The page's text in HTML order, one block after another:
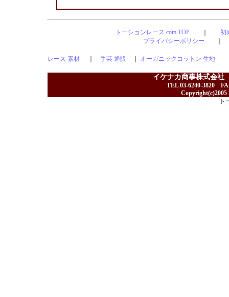
トーションレース.com TOP
初
プライバシーポリシー
レース 素材 手芸 通販 オーガニックコットン 生地
イケナカ商事株式会社
TEL 03-6240-3820
Copyright(c)2005
ト